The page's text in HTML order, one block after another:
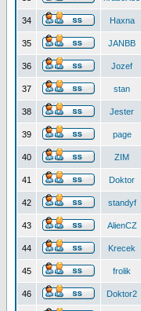
34 Haxna
35 JANBB
36 Jozef
37 stan
38 Jester
39 page
40 ZIM
41 Doktor
42 standyf
43 AlienCZ
44 Krecek
45 frolik
46 Doktor2